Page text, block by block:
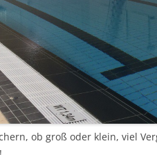
ob groß oder klein, viel